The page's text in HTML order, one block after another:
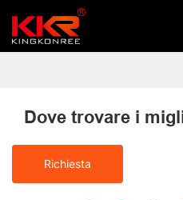
Dove trovare i
Richiesta